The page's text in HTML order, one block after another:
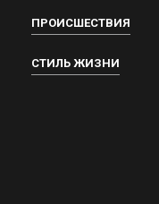
ПРОИСШЕСТВИЯ
СТИЛЬ ЖИЗНИ